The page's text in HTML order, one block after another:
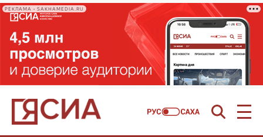
РЕКЛАМА • SAKHAMEDIA.RU